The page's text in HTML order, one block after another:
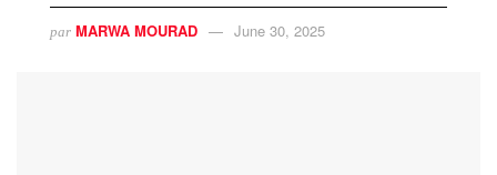
par MARWA MOURAD June 30, 2025